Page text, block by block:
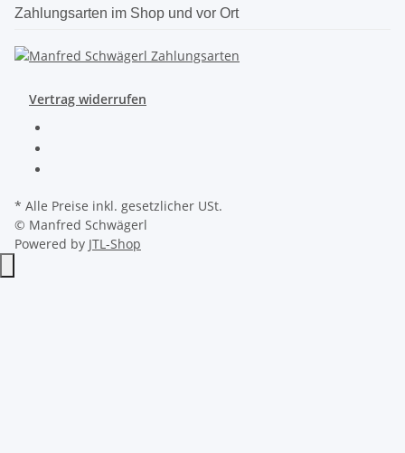
Zahlungsarten im Shop und vor Ort
Vertrag widerrufen
* Alle Preise inkl. gesetzlicher USt.
© Manfred Schwägerl
Powered by JTL-Shop